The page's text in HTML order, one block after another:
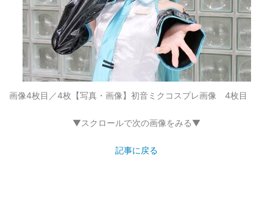
画像4枚目／4枚 【写真・画像】初音ミクコスプレ画像 4枚目
▼スクロールで次の画像をみる▼
記事に戻る